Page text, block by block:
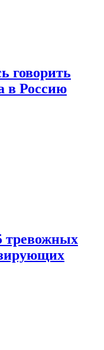
говорить
в Россию
тревожных